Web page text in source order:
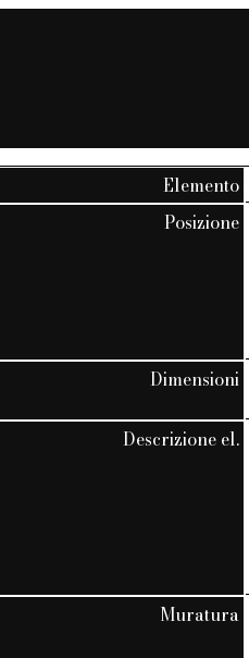
Elemento
Posizione
Dimensioni
Descrizione el.
Muratura